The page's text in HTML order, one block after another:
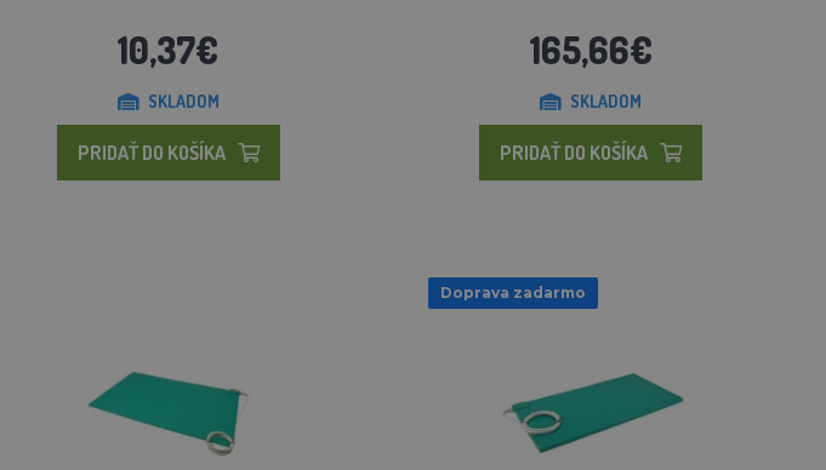
10,37€
SKLADOM
PRIDAŤ DO KOŠÍKA
165,66€
SKLADOM
PRIDAŤ DO KOŠÍKA
Doprava zadarmo